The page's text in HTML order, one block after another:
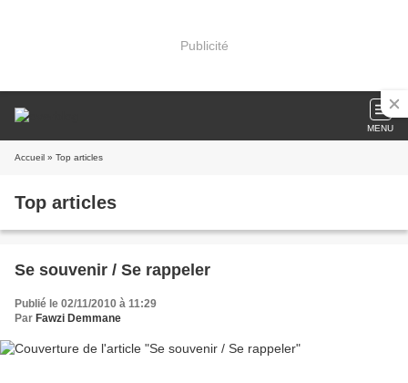
Publicité
MENU
Accueil » Top articles
Top articles
Se souvenir / Se rappeler
Publié le 02/11/2010 à 11:29
Par Fawzi Demmane